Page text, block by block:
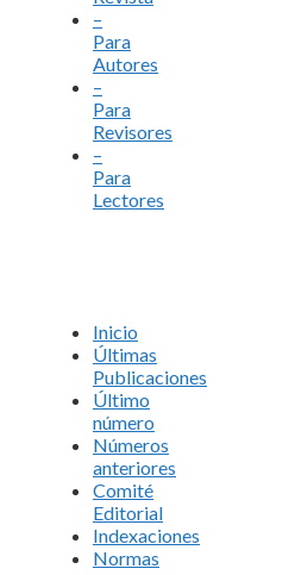
–
Para
Autores
–
Para
Revisores
–
Para
Lectores
Inicio
Últimas
Publicaciones
Último
número
Números
anteriores
Comité
Editorial
Indexaciones
Normas